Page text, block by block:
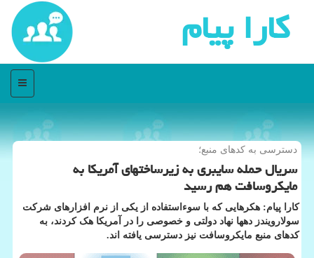
كارا پیام
منو
دسترسی به كدهای منبع؛
سریال حمله سایبری به زیرساختهای آمریكا به
مایكروسافت هم رسید
کارا پیام: هکرهایی که با سوءاستفاده از یکی از نرم افزارهای شرکت
سولارویندز دهها نهاد دولتی و خصوصی را در آمریکا هک کردند، به
کدهای منبع مایکروسافت نیز دسترسی یافته اند.